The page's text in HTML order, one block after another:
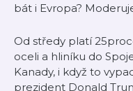
bát i Evropa?
Od středy platí
oceli a hliníku do
Kanady, i když to
prezident Donald